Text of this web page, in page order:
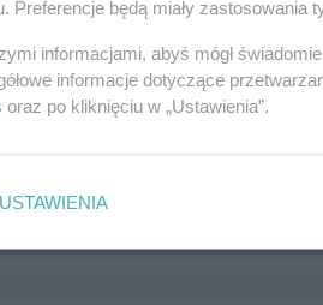
Preferencje będą miały zastosowania
informacjami, abyś mógł
informacje dotyczące
oraz po kliknięciu w „Ustawienia”.
USTAWIENIA